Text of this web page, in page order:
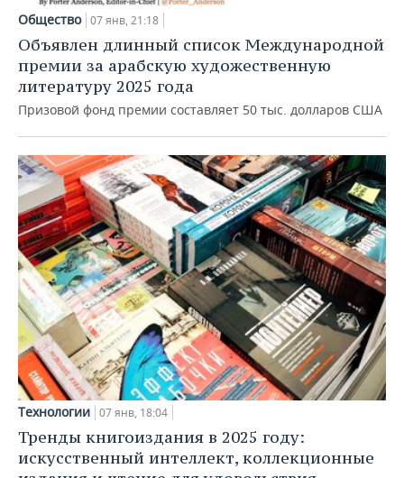
Общество 07 янв, 21:18
Объявлен длинный список Международной
премии за арабскую художественную
литературу 2025 года
Призовой фонд премии составляет 50 тыс. долларов США
Технологии 07 янв, 18:04
Тренды книгоиздания в 2025 году:
искусственный интеллект, коллекционные